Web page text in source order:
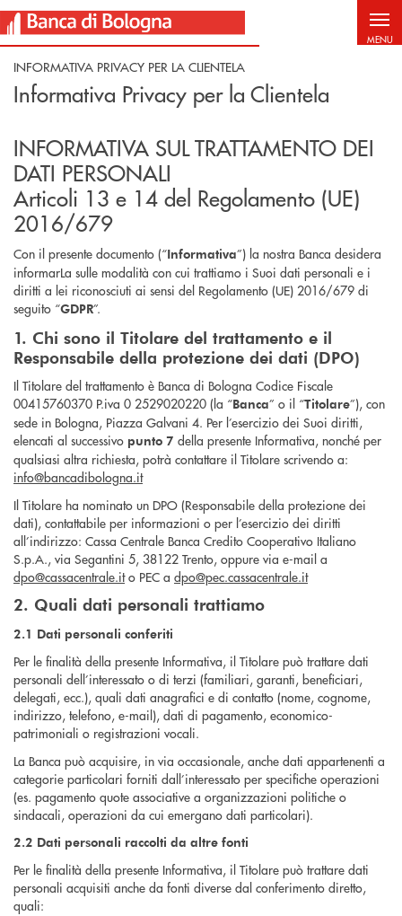
Salta al contenuto principale
MENU
INFORMATIVA PRIVACY PER LA CLIENTELA
Informativa Privacy per la Clientela
INFORMATIVA SUL TRATTAMENTO DEI
DATI PERSONALI
Articoli 13 e 14 del Regolamento (UE)
2016/679
Con il presente documento (“Informativa”) la nostra Banca desidera
informarLa sulle modalità con cui trattiamo i Suoi dati personali e i
diritti a lei riconosciuti ai sensi del Regolamento (UE) 2016/679 di
seguito “GDPR”.
1. Chi sono il Titolare del trattamento e il
Responsabile della protezione dei dati (DPO)
Il Titolare del trattamento è Banca di Bologna Codice Fiscale
00415760370 P.iva 0 2529020220 (la “Banca” o il “Titolare”), con
sede in Bologna, Piazza Galvani 4. Per l’esercizio dei Suoi diritti,
elencati al successivo punto 7 della presente Informativa, nonché per
qualsiasi altra richiesta, potrà contattare il Titolare scrivendo a:
info@bancadibologna.it
Il Titolare ha nominato un DPO (Responsabile della protezione dei
dati), contattabile per informazioni o per l’esercizio dei diritti
all’indirizzo: Cassa Centrale Banca Credito Cooperativo Italiano
S.p.A., via Segantini 5, 38122 Trento, oppure via e-mail a
dpo@cassacentrale.ito PEC a dpo@pec.cassacentrale.it
2. Quali dati personali trattiamo
2.1 Dati personali conferiti
Per le finalità della presente Informativa, il Titolare può trattare dati
personali dell’interessato o di terzi (familiari, garanti, beneficiari,
delegati, ecc.), quali dati anagrafici e di contatto (nome, cognome,
indirizzo, telefono, e-mail), dati di pagamento, economico-
patrimoniali o registrazioni vocali.
La Banca può acquisire, in via occasionale, anche dati appartenenti a
categorie particolari forniti dall’interessato per specifiche operazioni
(es. pagamento quote associative a organizzazioni politiche o
sindacali, operazioni da cui emergano dati particolari).
2.2 Dati personali raccolti da altre fonti
Per le finalità della presente Informativa, il Titolare può trattare dati
personali acquisiti anche da fonti diverse dal conferimento diretto,
quali: